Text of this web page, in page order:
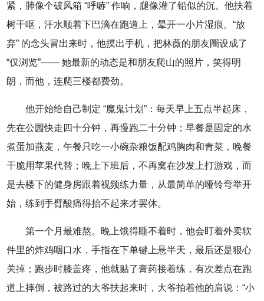
紧，肺像个破风箱 “呼哧” 作响，腿像灌了铅似的沉。他扶着
树干呕，汗水顺着下巴滴在跑道上，晕开一小片湿痕。“放
弃” 的念头冒出来时，他摸出手机，把林薇的朋友圈设成了
“仅浏览”—— 她最新的动态是和朋友爬山的照片，笑得明
朗，而他，连爬三楼都费劲。
他开始给自己制定 “魔鬼计划”：每天早上五点半起床，
先在公园快走四十分钟，再慢跑二十分钟；早餐是固定的水
煮蛋加燕麦，午餐只吃一小碗杂粮饭配鸡胸肉和青菜，晚餐
干脆用苹果代替；晚上下班后，不再窝在沙发上打游戏，而
是去楼下的健身房跟着视频练力量，从最简单的哑铃弯举开
始，练到手臂酸痛得抬不起来才罢休。
第一个月最难熬。晚上饿得睡不着时，他会盯着外卖软
件里的炸鸡咽口水，手指在下单键上悬半天，最后还是狠心
关掉；跑步时膝盖疼，他就贴了膏药接着练，有次差点在跑
道上摔倒，被路过的大爷扶起来时，大爷拍着他的肩说：“小